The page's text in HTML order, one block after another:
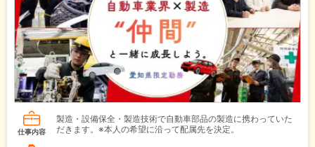
仕事内容
製造・設備保全・製造技術で自動車部品の製造に携わっていた
だきます。※本人の希望に沿って配属先を決定。